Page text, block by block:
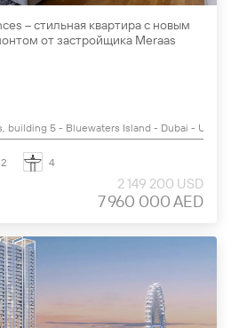
– стильная квартира с новым
от застройщика Meraas
building 5 - Bluewaters Island - Dubai - UAE
2 4
2 149 200 USD
7 960 000 AED